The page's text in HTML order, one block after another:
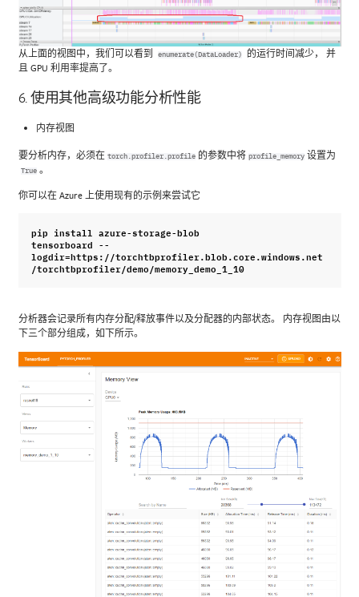
从上面的视图中，我们可以看到 enumerate(DataLoader)
的运行时间减少， 并
且 GPU 利用率提高了。
6. 使用其他高级功能分析性能
内存视图
要分析内存，必须在 torch.profiler.profile 的参数中将 profile_memory 设置为
True 。
你可以在 Azure 上使用现有的示例来尝试它
pip install azure-storage-blob
tensorboard --
logdir=https: //torchtbprofiler.blob.core.windows.net
/torchtbprofiler/demo/memory_demo_1_10
分析器会记录所有内存分配/释放事件以及分配器的内部状态。 内存视图由以
下三个部分组成，如下所示。